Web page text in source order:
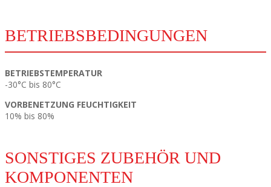
BETRIEBSBEDINGUNGEN
BETRIEBSTEMPERATUR
-30°C bis 80°C
VORBENETZUNG FEUCHTIGKEIT
10% bis 80%
SONSTIGES ZUBEHÖR UND
KOMPONENTEN